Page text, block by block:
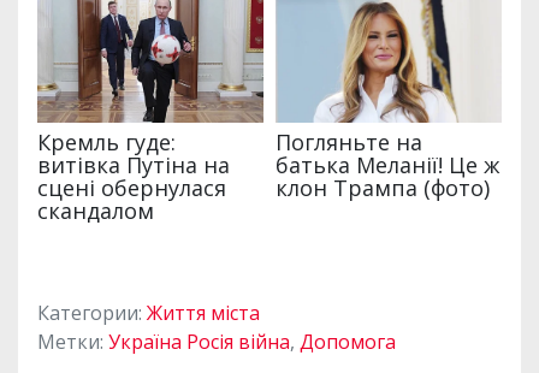
Категории: Життя міста
Метки: Україна Росія війна, Допомога